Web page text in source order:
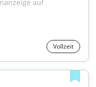
auf
Vollzeit